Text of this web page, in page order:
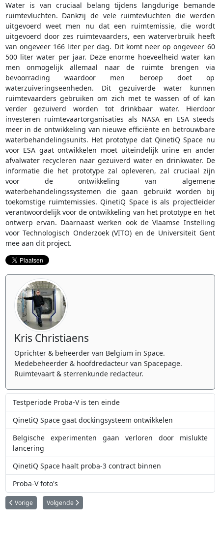
Water is van cruciaal belang tijdens langdurige bemande
ruimtevluchten. Dankzij de vele ruimtevluchten die werden
uitgevoerd weet men nu dat een ruimtemissie, die wordt
uitgevoerd door zes ruimtevaarders, een waterverbruik heeft
van ongeveer 166 liter per dag. Dit komt neer op ongeveer 60
500 liter water per jaar. Deze enorme hoeveelheid water kan
men onmogelijk allemaal naar de ruimte brengen via
bevoorrading waardoor men beroep doet op
waterzuiveringseenheden. Dit gezuiverde water kunnen
ruimtevaarders gebruiken om zich met te wassen of of kan
verder gezuiverd worden tot drinkbaar water. Hierdoor
investeren ruimtevaartorganisaties als NASA en ESA steeds
meer in de ontwikkeling van nieuwe efficiënte en betrouwbare
waterbehandelingsunits. Het prototype dat QinetiQ Space nu
voor ESA gaat ontwikkelen moet uiteindelijk urine en ander
afvalwater recycleren naar gezuiverd water en drinkwater. De
informatie die het prototype zal opleveren, zal cruciaal zijn
voor de ontwikkeling van algemene
waterbehandelingssystemen die gaan gebruikt worden bij
toekomstige ruimtemissies. QinetiQ Space is als projectleider
verantwoordelijk voor de ontwikkeling van het prototype en het
ontwerp ervan. Daarnaast werken ook de Vlaamse Instelling
voor Technologisch Onderzoek (VITO) en de Universiteit Gent
mee aan dit project.
Kris Christiaens
Oprichter & beheerder van Belgium in Space.
Medebeheerder & hoofdredacteur van Spacepage.
Ruimtevaart & sterrenkunde redacteur.
Testperiode Proba-V is ten einde
QinetiQ Space gaat dockingsysteem ontwikkelen
Belgische experimenten gaan verloren door mislukte
lancering
QinetiQ Space haalt proba-3 contract binnen
Proba-V foto's
Vorig artikel: QinetiQ Space gaat dockingsysteem ontwikkelen
Vorige Volgende artikel: Op zoek naar een job in de ruimtevaart?
Volgende